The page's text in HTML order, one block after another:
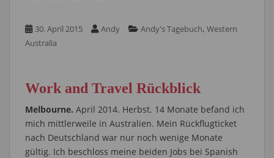
30. April 2015 Andy Andy's Tagebuch, Western
Australia
Work and Travel Rückblick
Melbourne. April 2014. Herbst. 14 Monate befand ich
mich mittlerweile in Australien. Mein Rückflugticket
nach Deutschland war nur noch wenige Monate
gültig. Ich beschloss meine beiden Jobs bei Spanish